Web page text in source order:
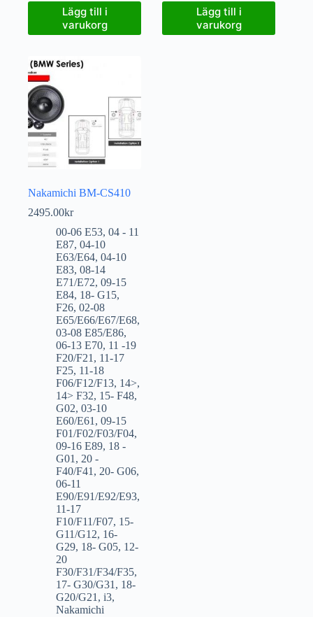
Lägg till i
varukorg
Lägg till i
varukorg
Nakamichi BM-CS410
2495.00kr
00-06 E53, 04 - 11
E87, 04-10
E63/E64, 04-10
E83, 08-14
E71/E72, 09-15
E84, 18- G15,
F26, 02-08
E65/E66/E67/E68,
03-08 E85/E86,
06-13 E70, 11 -19
F20/F21, 11-17
F25, 11-18
F06/F12/F13, 14>,
14> F32, 15- F48,
G02, 03-10
E60/E61, 09-15
F01/F02/F03/F04,
09-16 E89, 18 -
G01, 20 -
F40/F41, 20- G06,
06-11
E90/E91/E92/E93,
11-17
F10/F11/F07, 15-
G11/G12, 16-
G29, 18- G05, 12-
20
F30/F31/F34/F35,
17- G30/G31, 18-
G20/G21, i3,
Nakamichi